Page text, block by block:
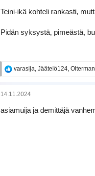
Teini-ikä kohteli rankasti,
Pidän syksystä, pimeästä,
R
k
o
varasija Jäätelö124
14.11.2024
asiamuija ja demittäjä